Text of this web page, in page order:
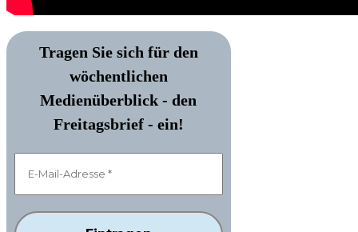
Tragen Sie sich für den
wöchentlichen
Medienüberblick - den
Freitagsbrief - ein!